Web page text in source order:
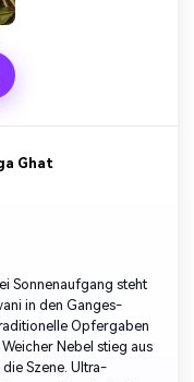
Ghat
Sonnenaufgang steht
in den Ganges-
Opfergaben
Nebel stieg aus
Szene. Ultra-